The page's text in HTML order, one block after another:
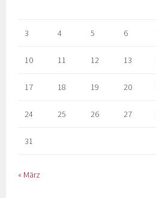
3 4 5 6
10 11 12 13
17 18 19 20
24 25 26 27
31
« März